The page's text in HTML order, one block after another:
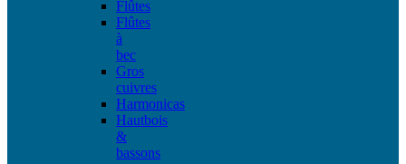
Flûtes
Flûtes
à
bec
Gros
cuivres
Harmonicas
Hautbois
&
bassons